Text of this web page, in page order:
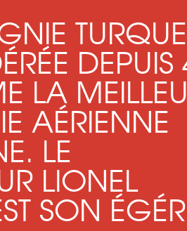
TURQUE
DEPUIS
LA
AÉRIENNE
LE
LIONEL
SON